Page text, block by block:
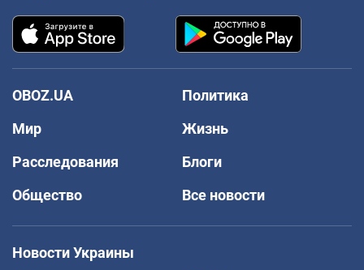
OBOZ.UA
Политика
Мир
Жизнь
Расследования
Блоги
Общество
Все новости
Новости Украины